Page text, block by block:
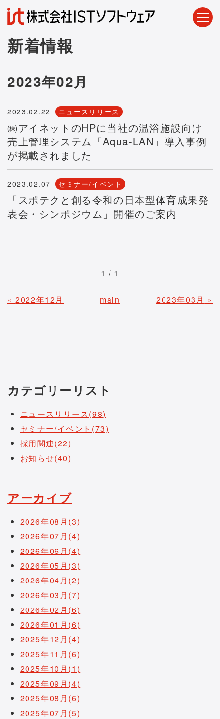
新着情報
2023年02月
2023.02.22 ニュースリリース
㈱アイネットのHPに当社の温浴施設向け
売上管理システム「Aqua-LAN」導入事例
が掲載されました
2023.02.07 セミナー/イベント
「スポテクと創る令和の日本型体育成果発
表会・シンポジウム」開催のご案内
1 / 1
«2022年12月 main 2023年03月 »
カテゴリーリスト
ニュースリリース(98)
セミナー/イベント(73)
採用関連(22)
お知らせ(40)
アーカイブ
2026年08月(3)
2026年07月(4)
2026年06月(4)
2026年05月(3)
2026年04月(2)
2026年03月(7)
2026年02月(6)
2026年01月(6)
2025年12月(4)
2025年11月(6)
2025年10月(1)
2025年09月(4)
2025年08月(6)
2025年07月(5)